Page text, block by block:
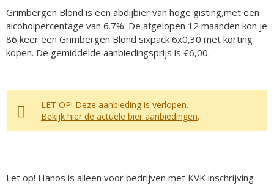
Grimbergen Blond is een abdijbier van hoge gisting,met een
alcoholpercentage van 6.7%. De afgelopen 12 maanden kon je
86 keer een Grimbergen Blond sixpack 6x0,30 met korting
kopen. De gemiddelde aanbiedingsprijs is €6,00.
LET OP! Deze aanbieding is verlopen.
Bekijk hier de actuele bier aanbiedingen.
Let op! Hanos is alleen voor bedrijven met KVK inschrijving